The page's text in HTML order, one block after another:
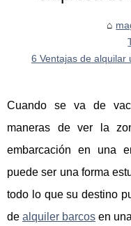
6 Ventajas de alquilar
Cuando se va de
maneras de ver la
embarcación en una
puede ser una forma
todo lo que su destino
de alquiler barcos en